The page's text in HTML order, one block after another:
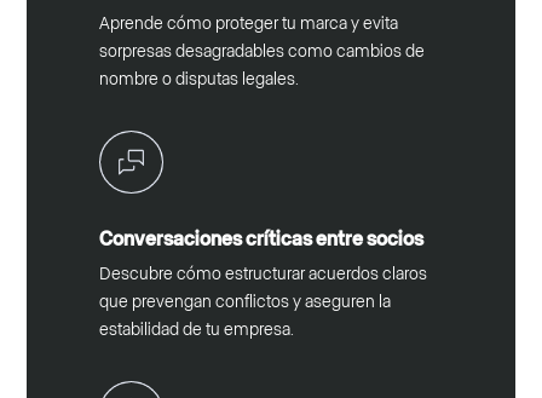
Aprende cómo proteger tu marca y evita
sorpresas desagradables como cambios de
nombre o disputas legales.
Conversaciones críticas entre socios
Descubre cómo estructurar acuerdos claros
que prevengan conflictos y aseguren la
estabilidad de tu empresa.